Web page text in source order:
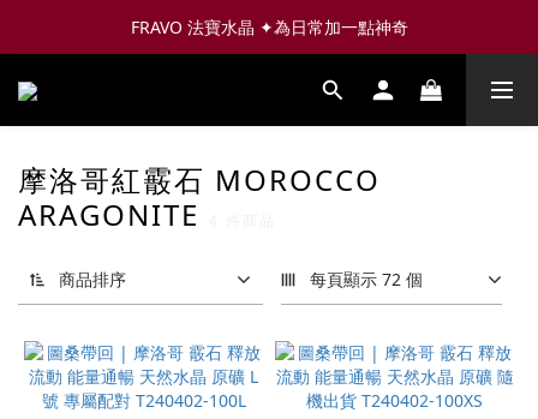
FRAVO 法寶水晶 ✦為日常加一點神奇
摩洛哥紅霰石 MOROCCO
ARAGONITE
商品排序 每頁顯示 72 個